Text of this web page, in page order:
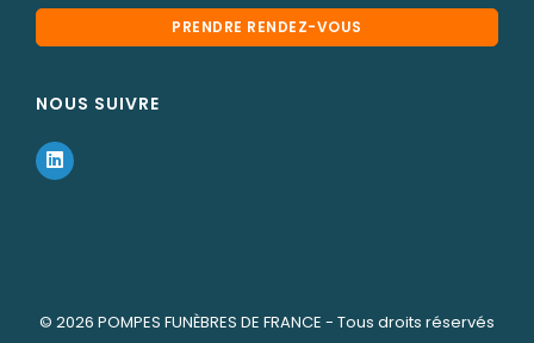
PRENDRE RENDEZ-VOUS
NOUS SUIVRE
© 2026 POMPES FUNÈBRES DE FRANCE - Tous droits réservés